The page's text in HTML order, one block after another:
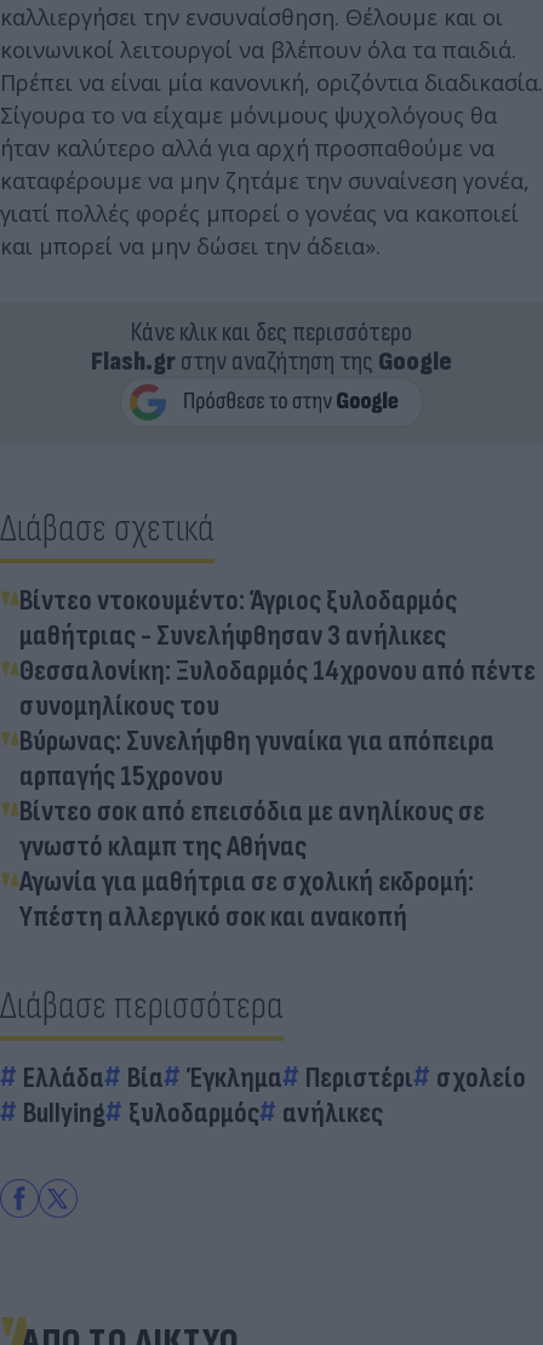
καλλιεργήσει την ενσυναίσθηση. Θέλουμε και οι
κοινωνικοί λειτουργοί να βλέπουν όλα τα παιδιά.
Πρέπει να είναι μία κανονική, οριζόντια διαδικασία.
Σίγουρα το να είχαμε μόνιμους ψυχολόγους θα
ήταν καλύτερο αλλά για αρχή προσπαθούμε να
καταφέρουμε να μην ζητάμε την συναίνεση γονέα,
γιατί πολλές φορές μπορεί ο γονέας να κακοποιεί
και μπορεί να μην δώσει την άδεια».
Κάνε κλικ και δες περισσότερο
Flash.grστην αναζήτηση της Google
Διάβασε σχετικά
Βίντεο ντοκουμέντο: Άγριος ξυλοδαρμός
μαθήτριας - Συνελήφθησαν 3 ανήλικες
Θεσσαλονίκη: Ξυλοδαρμός 14χρονου από πέντε
συνομηλίκους του
Βύρωνας: Συνελήφθη γυναίκα για απόπειρα
αρπαγής 15χρονου
Βίντεο σοκ από επεισόδια με ανηλίκους σε
γνωστό κλαμπ της Αθήνας
Αγωνία για μαθήτρια σε σχολική εκδρομή:
Υπέστη αλλεργικό σοκ και ανακοπή
Διάβασε περισσότερα
Ελλάδα Βία Έγκλημα Περιστέρι
σχολείο
Bullying
ξυλοδαρμός ανήλικες